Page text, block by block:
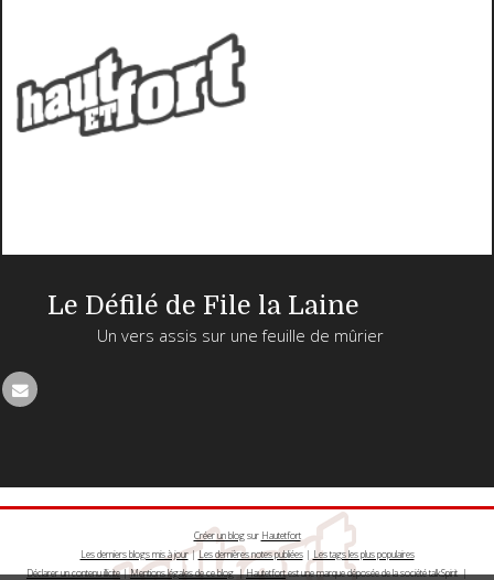
Le Défilé de File la Laine
Un vers assis sur une feuille de mûrier
Créer un blogsur Hautetfort
Les derniers blogs mis à jour|Les dernières notes publiées| Les tags les plus populaires
Déclarer un contenu illicite|Mentions légales de ce blog|Hautetfortest une marque déposée de la société talkSpirit |